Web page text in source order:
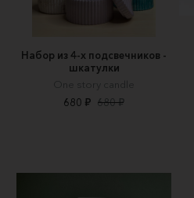
Набор из 4-х подсвечников -
шкатулки
One story candle
680 ₽ 680 ₽